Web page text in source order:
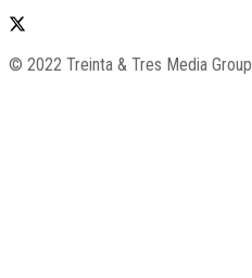
© 2022 Treinta & Tres Media Group